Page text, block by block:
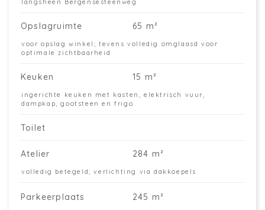
langsheen Bergensesteenweg
Opslagruimte 65 m²
voor opslag winkel; tevens volledig omglaasd voor
optimale zichtbaarheid
Keuken 15 m²
ingerichte keuken met kasten, elektrisch vuur,
dampkap, gootsteen en frigo
Toilet
Atelier 284 m²
volledig betegeld; verlichting via dakkoepels
Parkeerplaats 245 m²